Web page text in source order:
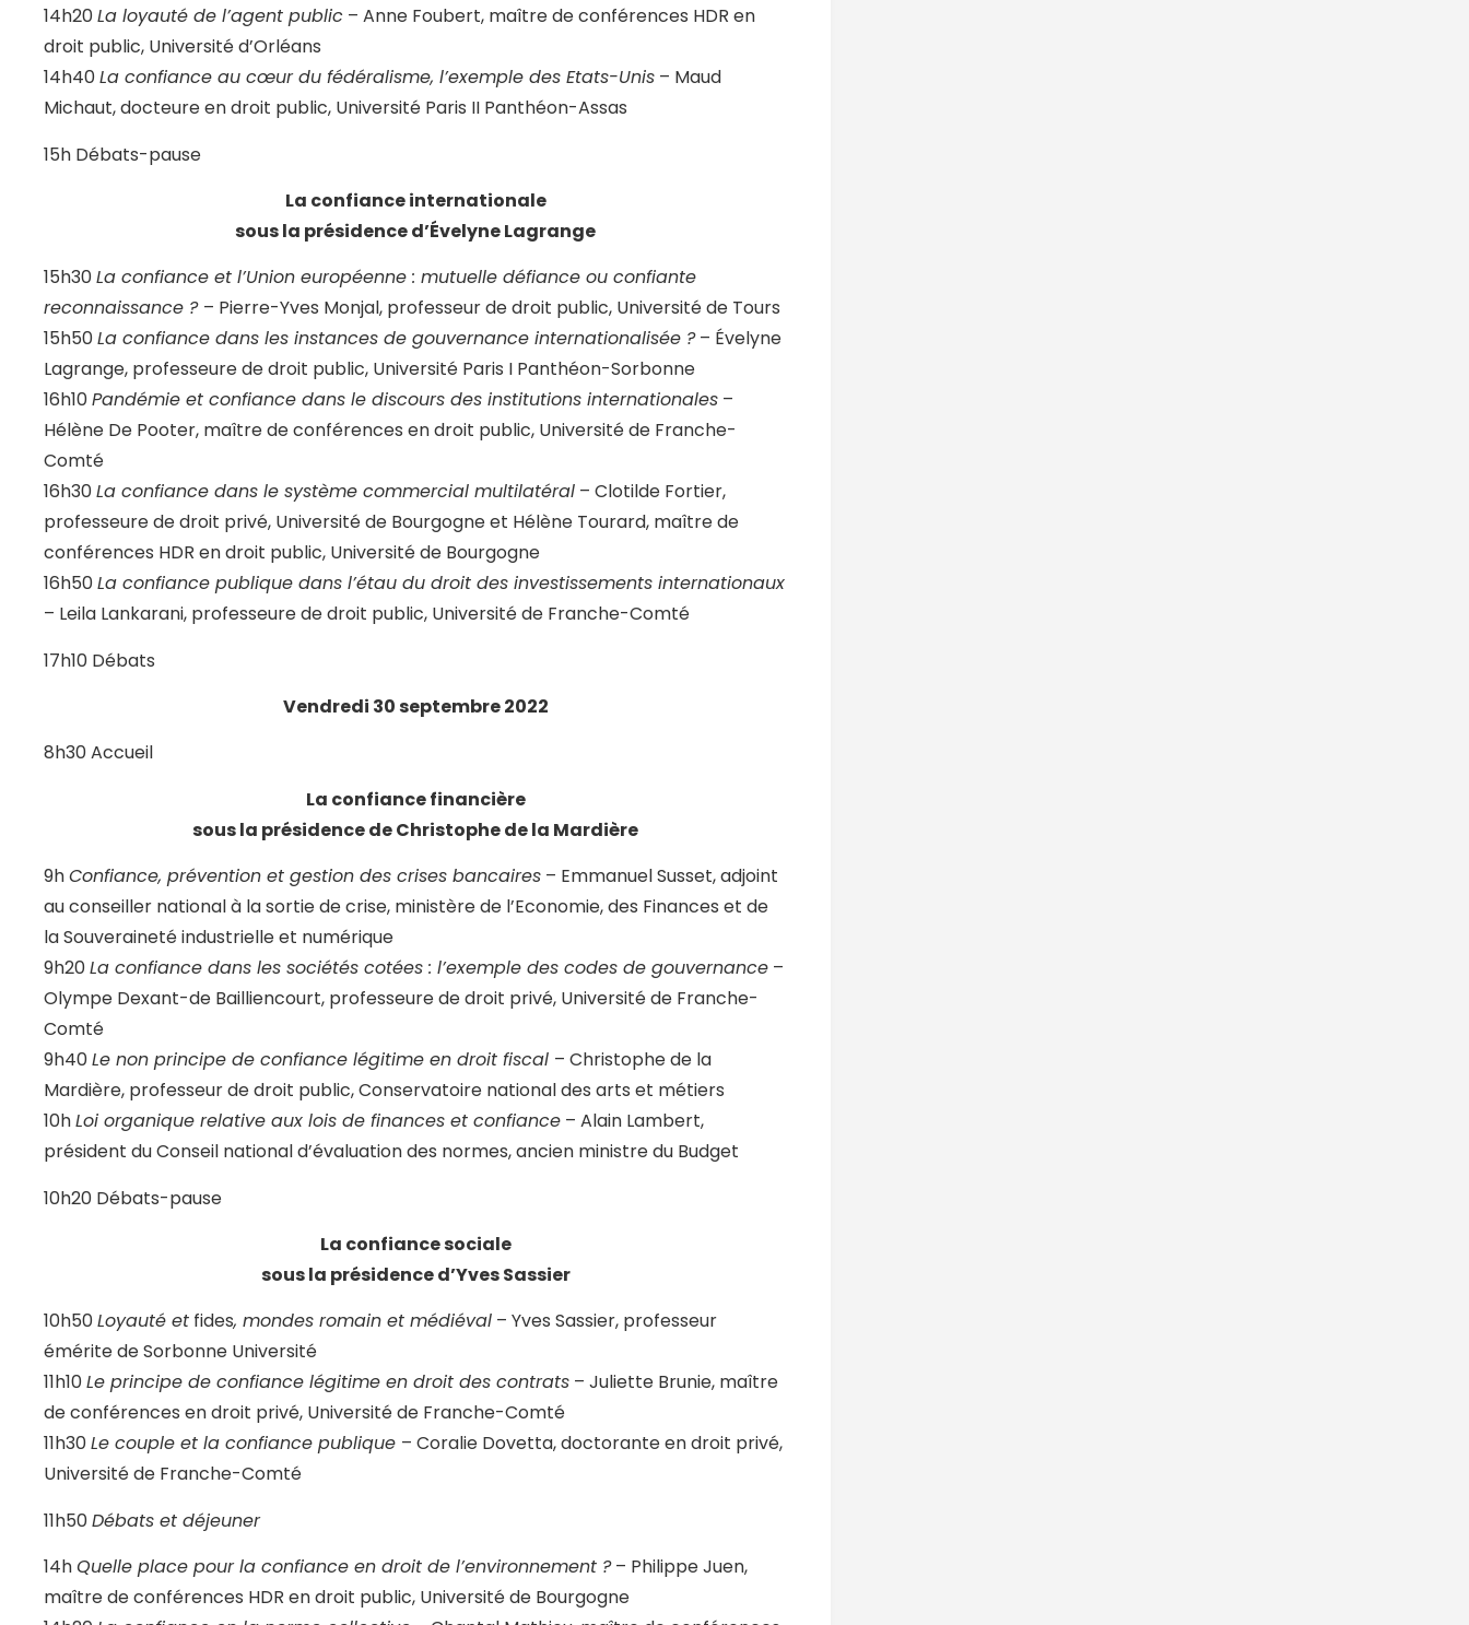
14h20La loyauté de l’agent public – Anne Foubert, maître de conférences HDR en
droit public, Université d’Orléans
14h40La confiance au cœur du fédéralisme, l’exemple des Etats-Unis – Maud
Michaut, docteure en droit public, Université Paris II Panthéon-Assas
15h Débats-pause
La confiance internationale
sous la présidence d’Évelyne Lagrange
15h30La confiance et l’Union européenne : mutuelle défiance ou confiante
reconnaissance ? – Pierre-Yves Monjal, professeur de droit public, Université de Tours
15h50La confiance dans les instances de gouvernance internationalisée ?– Évelyne
Lagrange, professeure de droit public, Université Paris I Panthéon-Sorbonne
16h10Pandémie et confiance dans le discours des institutions internationales –
Hélène De Pooter, maître de conférences en droit public, Université de Franche-
Comté
16h30La confiance dans le système commercial multilatéral – Clotilde Fortier,
professeure de droit privé, Université de Bourgogne et Hélène Tourard, maître de
conférences HDR en droit public, Université de Bourgogne
16h50La confiance publique dans l’étau du droit des investissements internationaux
– Leila Lankarani, professeure de droit public, Université de Franche-Comté
17h10 Débats
Vendredi 30 septembre 2022
8h30 Accueil
La confiance financière
sous la présidence de Christophe de la Mardière
9hConfiance, prévention et gestion des crises bancaires – Emmanuel Susset, adjoint
au conseiller national à la sortie de crise, ministère de l’Economie, des Finances et de
la Souveraineté industrielle et numérique
9h20La confiance dans les sociétés cotées : l’exemple des codes de gouvernance –
Olympe Dexant-de Bailliencourt, professeure de droit privé, Université de Franche-
Comté
9h40Le non principe de confiance légitime en droit fiscal – Christophe de la
Mardière, professeur de droit public, Conservatoire national des arts et métiers
10hLoi organique relative aux lois de finances et confiance – Alain Lambert,
président du Conseil national d’évaluation des normes, ancien ministre du Budget
10h20 Débats-pause
La confiance sociale
sous la présidence d’Yves Sassier
10h50Loyauté et fides, mondes romain et médiéval – Yves Sassier, professeur
émérite de Sorbonne Université
11h10Le principe de confiance légitime en droit des contrats – Juliette Brunie, maître
de conférences en droit privé, Université de Franche-Comté
11h30Le couple et la confiance publique – Coralie Dovetta, doctorante en droit privé,
Université de Franche-Comté
11h50Débats et déjeuner
14hQuelle place pour la confiance en droit de l’environnement ?– Philippe Juen,
maître de conférences HDR en droit public, Université de Bourgogne